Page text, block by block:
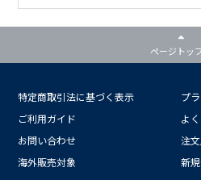
ページトッ
特定商取引法に基づく表示
プ
ご利用ガイド
よ
お問い合わせ
注
海外販売対象
新